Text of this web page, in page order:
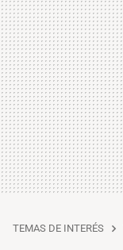
TEMAS DE INTERÉS